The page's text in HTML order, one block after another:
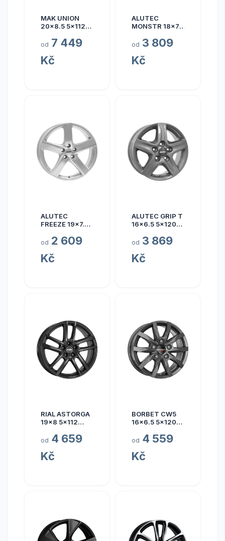
MAK UNION
20x8.5 5x112
od 7 449
Kč
ALUTEC
MONSTR 18x7.5
od 3 809
Kč
ALUTEC
FREEZE 19x7.5
od 2 609
Kč
ALUTEC GRIP T
16x6.5 5x120
od 3 869
Kč
RIAL ASTORGA
19x8 5x112
od 4 659
Kč
BORBET CW5
16x6.5 5x120
od 4 559
Kč